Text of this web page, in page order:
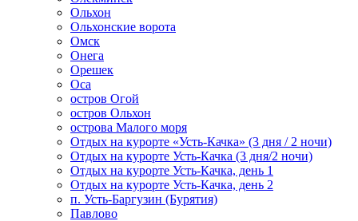
Ольхон
Ольхонские ворота
Омск
Онега
Орешек
Оса
остров Огой
остров Ольхон
острова Малого моря
Отдых на курорте «Усть-Качка» (3 дня / 2 ночи)
Отдых на курорте Усть-Качка (3 дня/2 ночи)
Отдых на курорте Усть-Качка, день 1
Отдых на курорте Усть-Качка, день 2
п. Усть-Баргузин (Бурятия)
Павлово